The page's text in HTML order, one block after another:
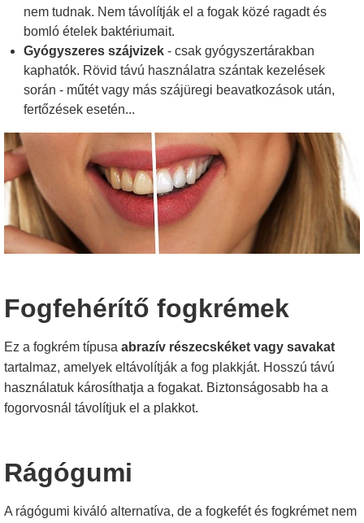
nem tudnak. Nem távolítják el a fogak közé ragadt és
bomló ételek baktériumait.
Gyógyszeres szájvizek - csak gyógyszertárakban
kaphatók. Rövid távú használatra szántak kezelések
során - műtét vagy más szájüregi beavatkozások után,
fertőzések esetén...
Fogfehérítő fogkrémek
Ez a fogkrém típusa abrazív részecskéket vagy savakat
tartalmaz, amelyek eltávolítják a fog plakkját. Hosszú távú
használatuk károsíthatja a fogakat. Biztonságosabb ha a
fogorvosnál távolítjuk el a plakkot.
Rágógumi
A rágógumi kiváló alternatíva, de a fogkefét és fogkrémet nem